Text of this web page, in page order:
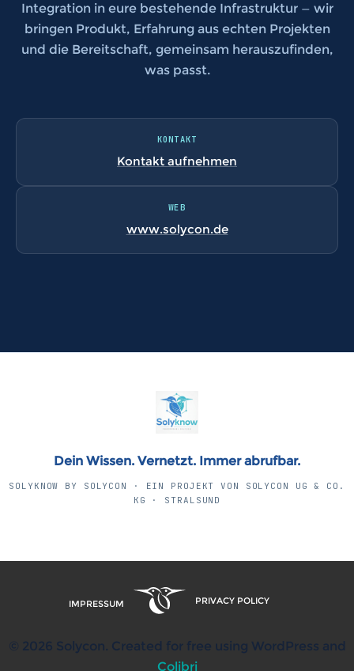
Integration in eure bestehende Infrastruktur — wir
bringen Produkt, Erfahrung aus echten Projekten
und die Bereitschaft, gemeinsam herauszufinden,
was passt.
KONTAKT
Kontakt aufnehmen
WEB
www.solycon.de
Dein Wissen. Vernetzt. Immer abrufbar.
SOLYKNOW BY SOLYCON · EIN PROJEKT VON SOLYCON UG & CO.
KG · STRALSUND
IMPRESSUM PRIVACY POLICY
© 2026 Solycon. Created for free using WordPress and
Colibri